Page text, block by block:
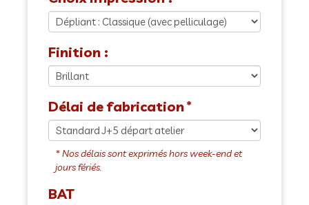
Finition :
Délai de fabrication
BAT